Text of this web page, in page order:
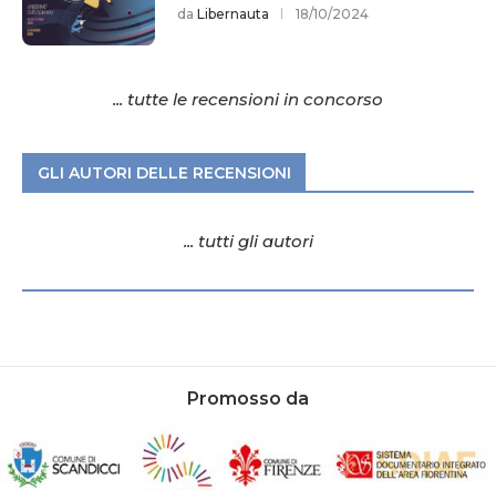
da Libernauta 18/10/2024
... tutte le recensioni in concorso
GLI AUTORI DELLE RECENSIONI
... tutti gli autori
Promosso da